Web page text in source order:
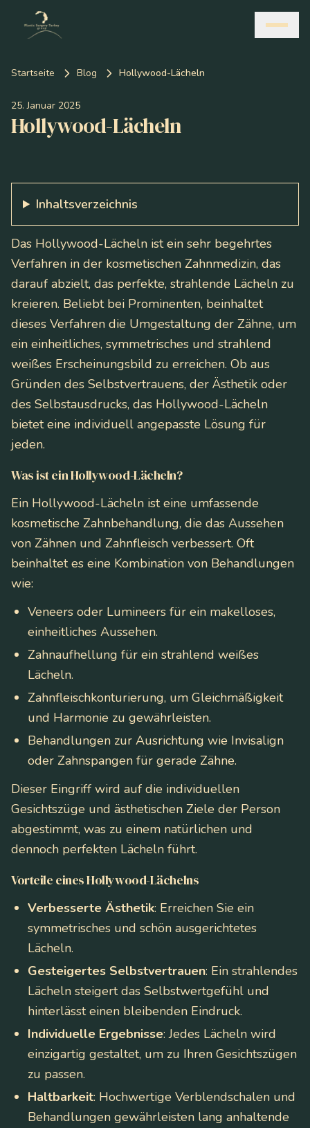
Startseite Blog Hollywood-Lächeln
25. Januar 2025
Hollywood-Lächeln
Inhaltsverzeichnis
Das Hollywood-Lächeln ist ein sehr begehrtes
Verfahren in der kosmetischen Zahnmedizin, das
darauf abzielt, das perfekte, strahlende Lächeln zu
kreieren. Beliebt bei Prominenten, beinhaltet
dieses Verfahren die Umgestaltung der Zähne, um
ein einheitliches, symmetrisches und strahlend
weißes Erscheinungsbild zu erreichen. Ob aus
Gründen des Selbstvertrauens, der Ästhetik oder
des Selbstausdrucks, das Hollywood-Lächeln
bietet eine individuell angepasste Lösung für
jeden.
Was ist ein Hollywood-Lächeln?
Ein Hollywood-Lächeln ist eine umfassende
kosmetische Zahnbehandlung, die das Aussehen
von Zähnen und Zahnfleisch verbessert. Oft
beinhaltet es eine Kombination von Behandlungen
wie:
Veneers oder Lumineers für ein makelloses,
einheitliches Aussehen.
Zahnaufhellung für ein strahlend weißes
Lächeln.
Zahnfleischkonturierung, um Gleichmäßigkeit
und Harmonie zu gewährleisten.
Behandlungen zur Ausrichtung wie Invisalign
oder Zahnspangen für gerade Zähne.
Dieser Eingriff wird auf die individuellen
Gesichtszüge und ästhetischen Ziele der Person
abgestimmt, was zu einem natürlichen und
dennoch perfekten Lächeln führt.
Vorteile eines Hollywood-Lächelns
Verbesserte Ästhetik: Erreichen Sie ein
symmetrisches und schön ausgerichtetes
Lächeln.
Gesteigertes Selbstvertrauen: Ein strahlendes
Lächeln steigert das Selbstwertgefühl und
hinterlässt einen bleibenden Eindruck.
Individuelle Ergebnisse: Jedes Lächeln wird
einzigartig gestaltet, um zu Ihren Gesichtszügen
zu passen.
Haltbarkeit: Hochwertige Verblendschalen und
Behandlungen gewährleisten lang anhaltende